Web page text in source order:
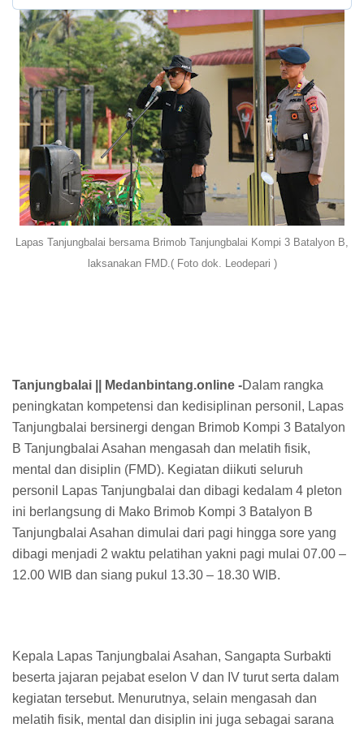
Lapas Tanjungbalai bersama Brimob Tanjungbalai Kompi 3 Batalyon B,
laksanakan FMD.( Foto dok. Leodepari )
Tanjungbalai || Medanbintang.online -Dalam rangka
peningkatan kompetensi dan kedisiplinan personil, Lapas
Tanjungbalai bersinergi dengan Brimob Kompi 3 Batalyon
B Tanjungbalai Asahan mengasah dan melatih fisik,
mental dan disiplin (FMD). Kegiatan diikuti seluruh
personil Lapas Tanjungbalai dan dibagi kedalam 4 pleton
ini berlangsung di Mako Brimob Kompi 3 Batalyon B
Tanjungbalai Asahan dimulai dari pagi hingga sore yang
dibagi menjadi 2 waktu pelatihan yakni pagi mulai 07.00 –
12.00 WIB dan siang pukul 13.30 – 18.30 WIB.
Kepala Lapas Tanjungbalai Asahan, Sangapta Surbakti
beserta jajaran pejabat eselon V dan IV turut serta dalam
kegiatan tersebut. Menurutnya, selain mengasah dan
melatih fisik, mental dan disiplin ini juga sebagai sarana